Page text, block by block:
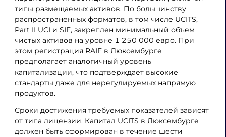
типы размещаемых активов. По большинству
распространенных форматов, в том числе UCITS,
Part II UCI и SIF, закреплен минимальный объем
чистых активов на уровне 1 250 000 евро. При
этом регистрация RAIF в Люксембурге
предполагает аналогичный уровень
капитализации, что подтверждает высокие
стандарты даже для нерегулируемых напрямую
продуктов.
Сроки достижения требуемых показателей зависят
от типа лицензии. Капитал UCITS в Люксембурге
должен быть сформирован в течение шести